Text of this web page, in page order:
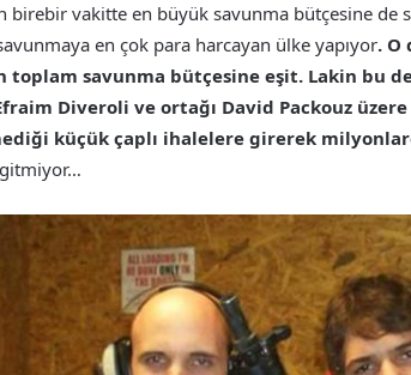
vakitte en büyük savunma bütçesine de
en çok para harcayan ülke yapıyor. O
toplam savunma bütçesine eşit. Lakin bu
Diveroli ve ortağı David Packouz
küçük çaplı ihalelere girerek